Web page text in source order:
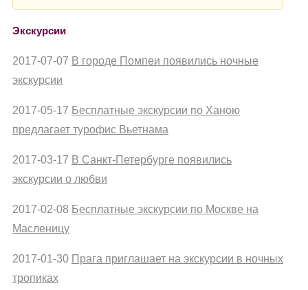
Экскурсии
2017-07-07 В городе Помпеи появились ночные
экскурсии
2017-05-17 Бесплатные экскурсии по Ханою
предлагает турофис Вьетнама
2017-03-17 В Санкт-Петербурге появились
экскурсии о любви
2017-02-08 Бесплатные экскурсии по Москве на
Масленицу
2017-01-30 Прага приглашает на экскурсии в ночных
тропиках